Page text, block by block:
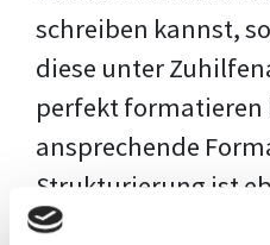
schreiben kannst,
diese unter
perfekt formatieren
ansprechende
Strukturierung ist
wie der Inhalt